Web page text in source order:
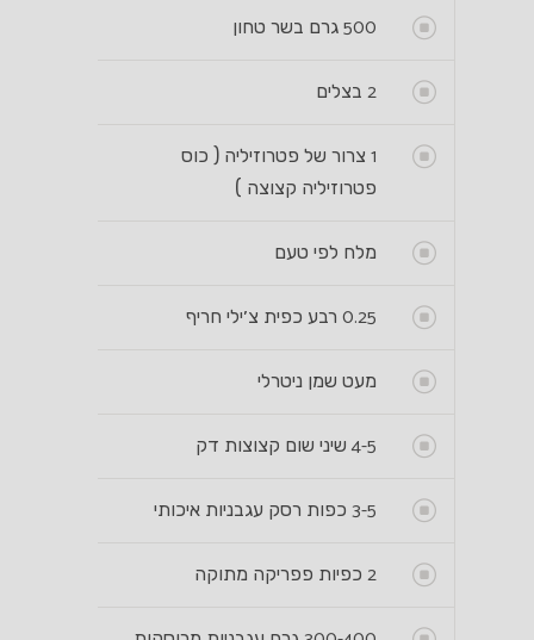
500 גרם בשר טחון
2 בצלים
1 צרור של פטרוזיליה ( כוס
פטרוזיליה קצוצה )
מלח לפי טעם
0.25 רבע כפית צ׳ילי חריף
מעט שמן ניטרלי
4-5 שיני שום קצוצות דק
3-5 כפות רסק עגבניות איכותי
2 כפיות פפריקה מתוקה